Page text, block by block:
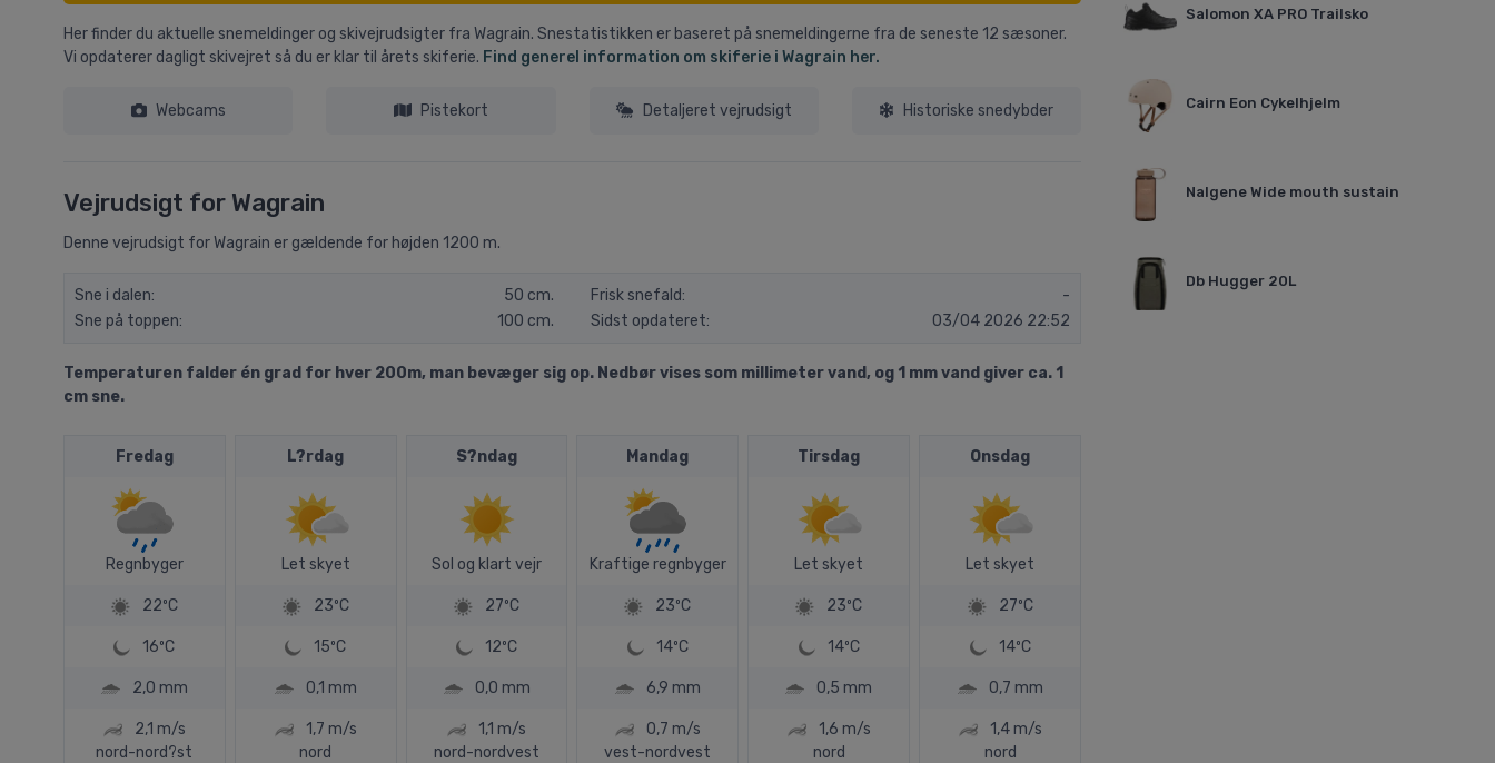
Her finder du aktuelle snemeldinger og skivejrudsigter fra Wagrain. Snestatistikken er baseret på snemeldingerne fra de seneste 12 sæsoner.
Vi opdaterer dagligt skivejret så du er klar til årets skiferie. Find generel information om skiferie i Wagrain her.
Webcams Pistekort Detaljeret vejrudsigt Historiske snedybder
Vejrudsigt for Wagrain
Denne vejrudsigt for Wagrain er gældende for højden 1200 m.
Sne i dalen:
50 cm.
Sne på toppen:
100 cm.
Frisk snefald:
-
Sidst opdateret:
03/04 2026 22:52
Temperaturen falder én grad for hver 200m, man bevæger sig op. Nedbør vises som millimeter vand, og 1 mm vand giver ca. 1
cm sne.
Fredag
Regnbyger
22ºC
16ºC
2,0 mm
2,1 m/s
nord-nord?st
L?rdag
Let skyet
23ºC
15ºC
0,1 mm
1,7 m/s
nord
S?ndag
Sol og klart vejr
27ºC
12ºC
0,0 mm
1,1 m/s
nord-nordvest
Mandag
Kraftige regnbyger
23ºC
14ºC
6,9 mm
0,7 m/s
vest-nordvest
Tirsdag
Let skyet
23ºC
14ºC
0,5 mm
1,6 m/s
nord
Onsdag
Let skyet
27ºC
14ºC
0,7 mm
1,4 m/s
nord
Salomon XA PRO Trailsko
Cairn Eon Cykelhjelm
Nalgene Wide mouth sustain
Db Hugger 20L